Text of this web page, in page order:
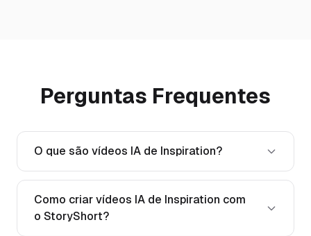
Perguntas Frequentes
O que são vídeos IA de Inspiration?
Como criar vídeos IA de Inspiration com
o StoryShort?